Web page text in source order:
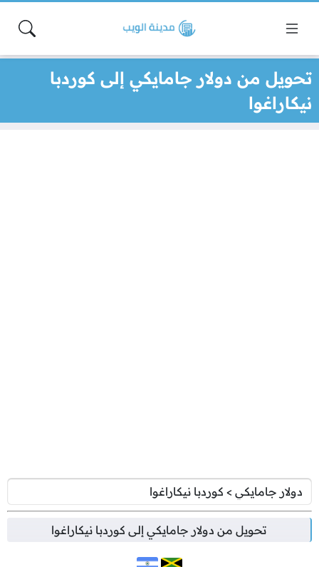
تحويل من دولار جامايكي إلى كوردبا
نيكاراغوا
تحويل من دولار جامايكي إلى كوردبا نيكاراغوا